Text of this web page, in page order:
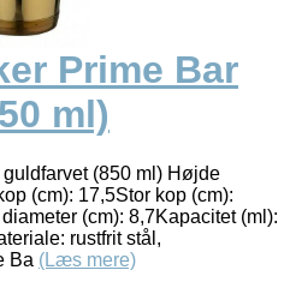
Prime Bar
ml)
(850 ml) Højde
(cm): 17,5Stor kop (cm):
(cm): 8,7Kapacitet (ml):
rustfrit stål,
Ba (Læs mere)